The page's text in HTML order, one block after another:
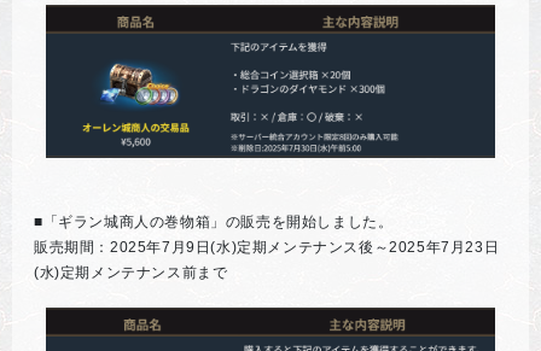
■「ギラン城商人の巻物箱」の販売を開始しました。
販売期間：2025年7月9日(水)定期メンテナンス後～2025年7月23日
(水)定期メンテナンス前まで